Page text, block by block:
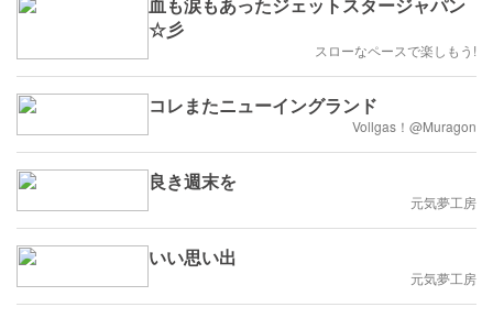
☆彡
スローなペースで楽しもう!
コレまたニューイングランド
Vollgas！@Muragon
良き週末を
元気夢工房
いい思い出
元気夢工房